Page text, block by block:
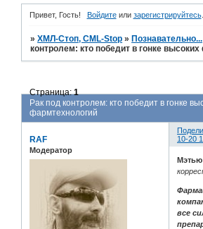
Привет, Гость! Войдитеили зарегистрируйтесь.
»ХМЛ-Стоп, CML-Stop » Познавательно...
контролем: кто победит в гонке
Рак под контролем: кто победит в гонке
фармтехнологий
Страница:1
10-20
RAF
Модератор
Мэтью
все